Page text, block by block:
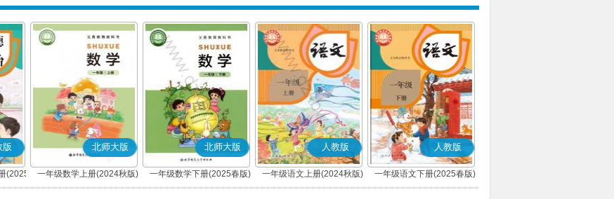
版
(2025
北师大版
一年级数学上册(2024秋版)
北师大版
一年级数学下册(2025春版)
人教版
一年级语文上册(2024秋版)
(部编版)
人教版
一年级语文下册(2025春版)
(部编版)